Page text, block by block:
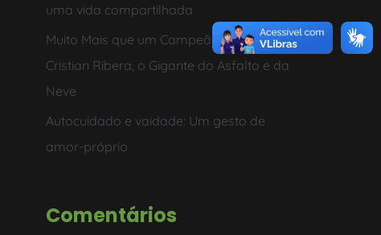
uma vida compartilhada
Muito Mais que um Campeão Mundial:
Cristian Ribera, o Gigante do Asfalto e da
Neve
Autocuidado e vaidade: Um gesto de
amor-próprio
Comentários